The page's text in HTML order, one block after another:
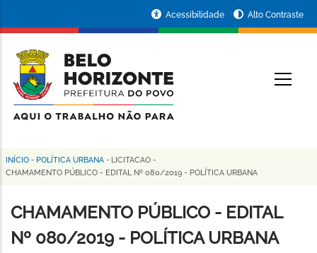
conteúdo
principal
da
Prefeitura
de
Horizonte
Acessibilidade Alto Contraste
Trilha
navegação
INÍCIO - POLÍTICA URBANA - LICITACAO -
CHAMAMENTO PÚBLICO - EDITAL Nº 080/2019 - POLÍTICA URBANA
CHAMAMENTO PÚBLICO - EDITAL
Nº 080/2019 - POLÍTICA URBANA